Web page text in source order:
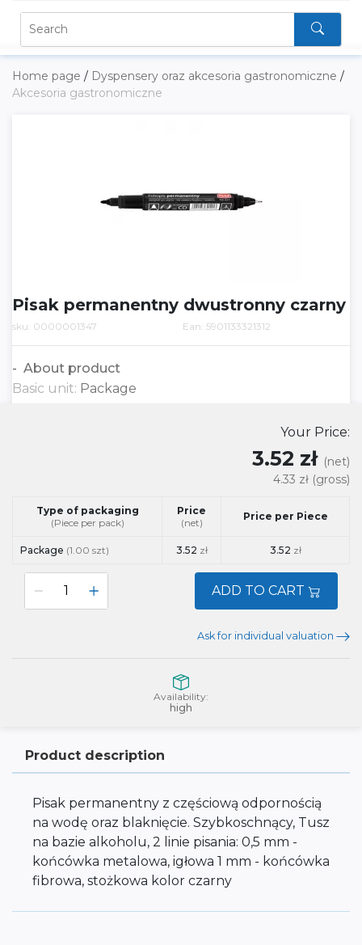
Home page / Dyspensery oraz akcesoria gastronomiczne /
Akcesoria gastronomiczne
Pisak permanentny dwustronny czarny
sku: 0000001347 Ean: 5901133321312
About product
Basic unit: Package
Your Price:
3.52 zł (net)
4.33 zł (gross)
Type of packaging
(Piece per pack)
Price
(net)
Price per Piece
Package (1.00 szt) 3.52 zł 3.52 zł
ADD TO CART
Ask for individual valuation
Availability:
high
Product description
Pisak permanentny z częściową odpornością
na wodę oraz blaknięcie. Szybkoschnący, Tusz
na bazie alkoholu, 2 linie pisania: 0,5 mm -
końcówka metalowa, igłowa 1 mm - końcówka
fibrowa, stożkowa kolor czarny